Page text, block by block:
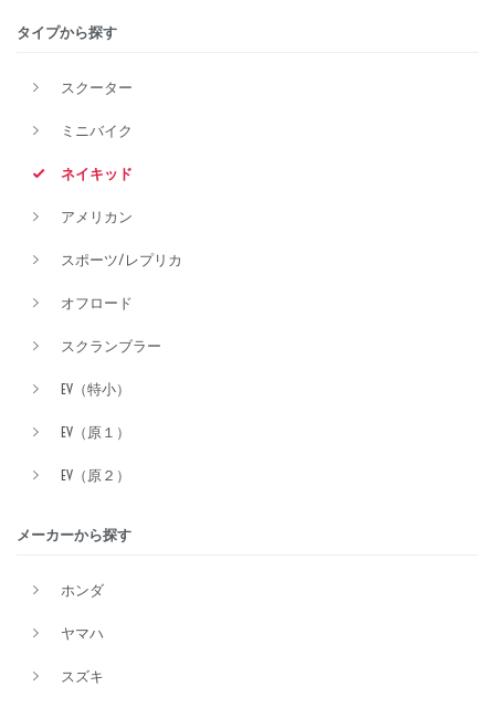
タイプから探す
スクーター
ミニバイク
ネイキッド
アメリカン
スポーツ/レプリカ
オフロード
スクランブラー
EV（特小）
EV（原１）
EV（原２）
メーカーから探す
ホンダ
ヤマハ
スズキ
価格